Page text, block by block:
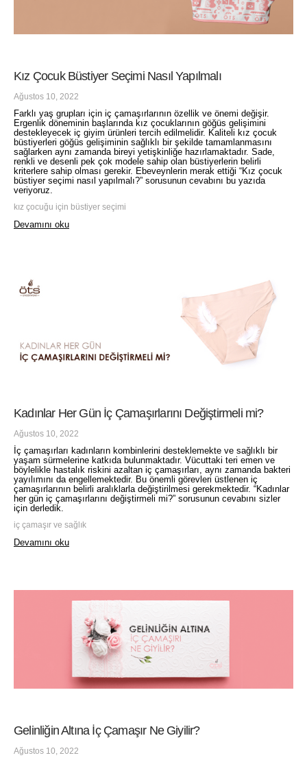
Kız Çocuk Büstiyer Seçimi Nasıl Yapılmalı
Ağustos 10, 2022
Farklı yaş grupları için iç çamaşırlarının özellik ve önemi değişir.
Ergenlik döneminin başlarında kız çocuklarının göğüs gelişimini
destekleyecek iç giyim ürünleri tercih edilmelidir. Kaliteli kız çocuk
büstiyerleri göğüs gelişiminin sağlıklı bir şekilde tamamlanmasını
sağlarken aynı zamanda bireyi yetişkinliğe hazırlamaktadır. Sade,
renkli ve desenli pek çok modele sahip olan büstiyerlerin belirli
kriterlere sahip olması gerekir. Ebeveynlerin merak ettiği “Kız çocuk
büstiyer seçimi nasıl yapılmalı?” sorusunun cevabını bu yazıda
veriyoruz.
kız çocuğu için büstiyer seçimi
Devamını oku
Kadınlar Her Gün İç Çamaşırlarını Değiştirmeli mi?
Ağustos 10, 2022
İç çamaşırları kadınların kombinlerini desteklemekte ve sağlıklı bir
yaşam sürmelerine katkıda bulunmaktadır. Vücuttaki teri emen ve
böylelikle hastalık riskini azaltan iç çamaşırları, aynı zamanda bakteri
yayılımını da engellemektedir. Bu önemli görevleri üstlenen iç
çamaşırlarının belirli aralıklarla değiştirilmesi gerekmektedir. “Kadınlar
her gün iç çamaşırlarını değiştirmeli mi?” sorusunun cevabını sizler
için derledik.
iç çamaşır ve sağlık
Devamını oku
Gelinliğin Altına İç Çamaşır Ne Giyilir?
Ağustos 10, 2022